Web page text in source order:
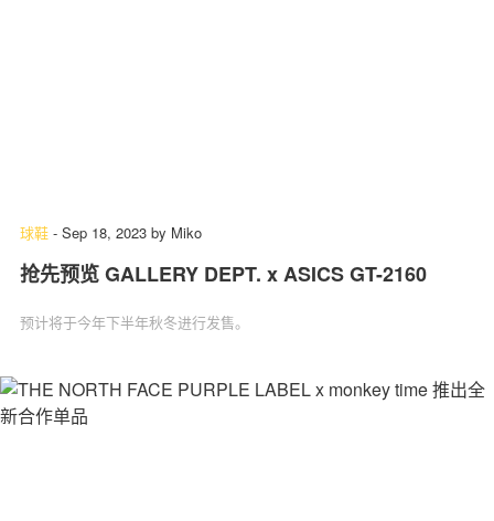
球鞋 - Sep 18, 2023 by Miko
抢先预览 GALLERY DEPT. x ASICS GT-2160
预计将于今年下半年秋冬进行发售。